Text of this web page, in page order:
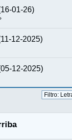
01-26)
12-2025)
12-2025)